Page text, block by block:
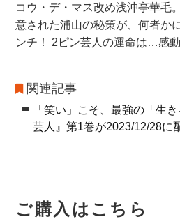
コウ・デ・マス改め浅沖亭華毛
意された浦山の秘策が、何者か
ンチ！ 2ピン芸人の運命は…感動
関連記事
「笑い」こそ、最強の「生
芸人』第1巻が2023/12/28に
ご購入はこちら